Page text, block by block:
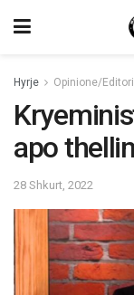
Hyrje Opinione/
apo
28 Shkurt, 2022